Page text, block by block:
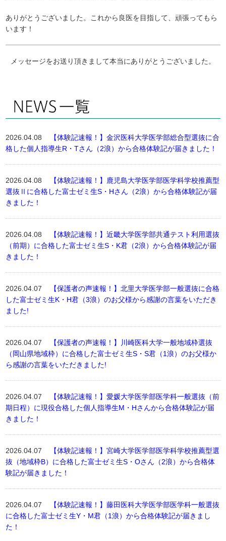
ありがとうございました。これから良医を目指して、頑張ってもら
います！
メッセージをお送り頂きまして本当にありがとうございました。
2026.04.08
【体験記速報！】金沢医科大学医学部総合型選抜に合
格した個人指導生R・Tさん（2浪）から合格体験記が届きました！
2026.04.08
【体験記速報！】鹿児島大学医学部医学科学校推薦型
選抜Ⅱに合格した富士ゼミ生S・Hさん（2浪）から合格体験記が届
きました！
2026.04.08
【体験記速報！】近畿大学医学部共通テスト利用選抜
（前期）に合格した富士ゼミ生S・K君（2浪）から合格体験記が届
きました！
2026.04.07
【保護者の声速報！】北里大学医学部一般選抜に合格
した富士ゼミ生K・H君（3浪）のお父様から感謝の言葉をいただき
ました!
2026.04.07
【保護者の声速報！】川崎医科大学一般地域枠選抜
（岡山県地域枠）に合格した富士ゼミ生S・S君（1浪）のお父様か
ら感謝の言葉をいただきました!
2026.04.07
【体験記速報！】愛媛大学医学部医学科一般選抜（前
期日程）に現役合格した個人指導生M・Hさんから合格体験記が届
きました！
2026.04.07
【体験記速報！】宮崎大学医学部医学科学校推薦型選
抜（地域枠B）に合格した富士ゼミ生S・Oさん（2浪）から合格体
験記が届きました！
2026.04.07
【体験記速報！】藤田医科大学医学部医学科一般選抜
に合格した富士ゼミ生Y・M君（1浪）から合格体験記が届きまし
た！